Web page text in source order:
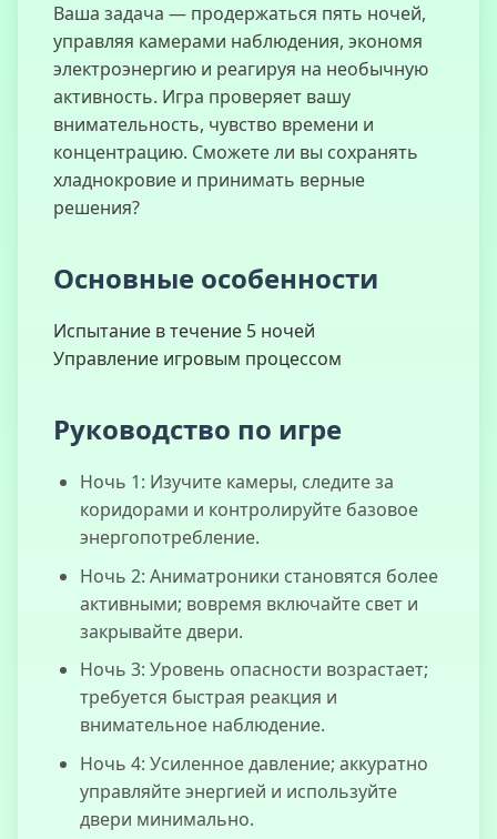
Я Не Робот
Симулятор
Ваша задача — продержаться пять ночей,
управляя камерами наблюдения, экономя
электроэнергию и реагируя на необычную
активность. Игра проверяет вашу
внимательность, чувство времени и
концентрацию. Сможете ли вы сохранять
хладнокровие и принимать верные
решения?
Основные особенности
Испытание в течение 5 ночей
Управление игровым процессом
Руководство по игре
Ночь 1: Изучите камеры, следите за
коридорами и контролируйте базовое
энергопотребление.
Ночь 2: Аниматроники становятся более
активными; вовремя включайте свет и
закрывайте двери.
Ночь 3: Уровень опасности возрастает;
требуется быстрая реакция и
внимательное наблюдение.
Ночь 4: Усиленное давление; аккуратно
управляйте энергией и используйте
двери минимально.